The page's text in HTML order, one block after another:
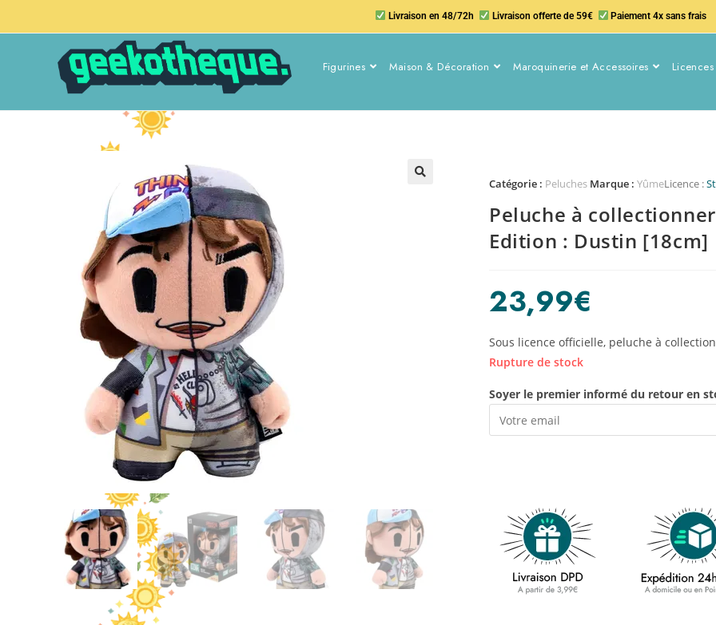
Livraison en 48/72h Livraison offerte de 59€ Paiement 4x sans frais
Figurines Maison & Décoration Maroquinerie et Accessoires
Catégorie : Peluches Marque : YûmeLicence :
Peluche à
Edition : Dustin [18cm]
23,99€
Sous licence officielle, peluche à
Rupture de stock
Soyer le premier informé du retour en